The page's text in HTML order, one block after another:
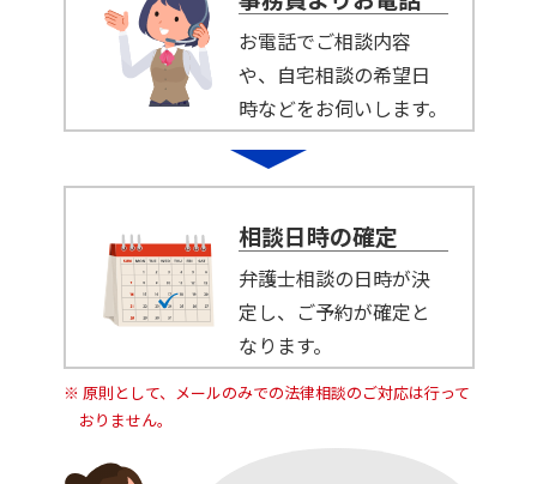
お電話でご相談内容
や、自宅相談の希望日
時などをお伺いします。
相談日時の確定
弁護士相談の日時が決
定し、ご予約が確定と
なります。
原則として、メールのみでの法律相談のご対応は行って
おりません。